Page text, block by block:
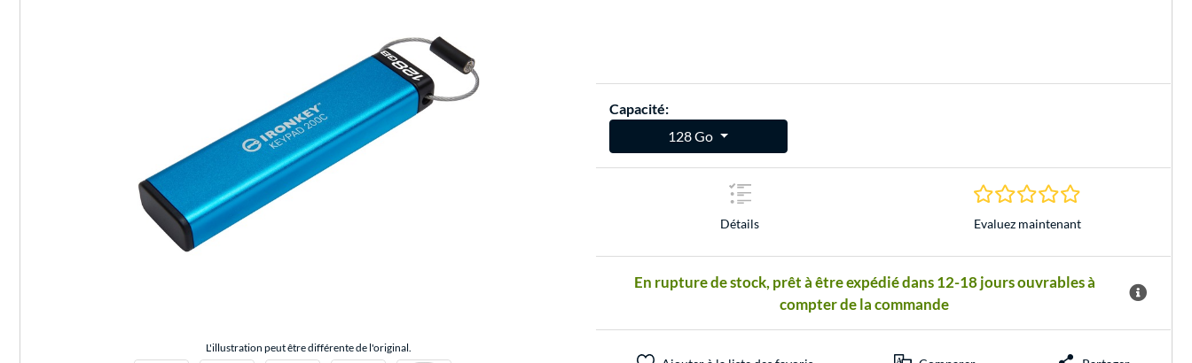
L'illustration peut être différente de l'original.
Capacité:
128 Go
Détails
0.0 Étoiles à 0
Evaluez maintenant
En rupture de stock, prêt à être expédié dans 12-18 jours ouvrables à
compter de la commande